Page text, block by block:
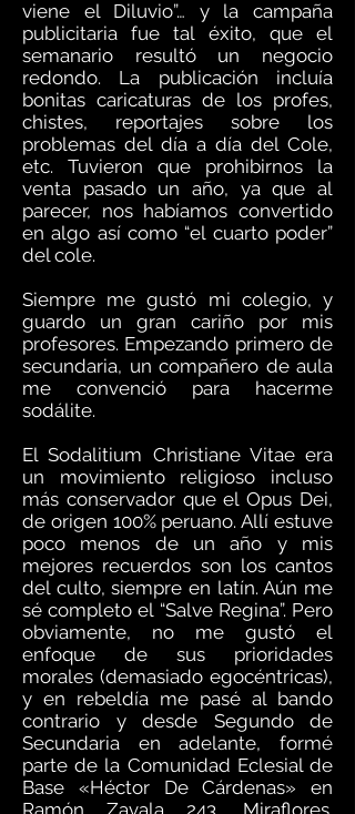
viene el Diluvio”… y la campaña
publicitaria fue tal éxito, que el
semanario resultó un negocio
redondo. La publicación incluía
bonitas caricaturas de los profes,
chistes, reportajes sobre los
problemas del día a día del Cole,
etc. Tuvieron que prohibirnos la
venta pasado un año, ya que al
parecer, nos habíamos convertido
en algo así como “el cuarto poder”
del cole.
Siempre me gustó mi colegio, y
guardo un gran cariño por mis
profesores. Empezando primero de
secundaria, un compañero de aula
me convenció para hacerme
sodálite.
El Sodalitium Christiane Vitae era
un movimiento religioso incluso
más conservador que el Opus Dei,
de origen 100% peruano. Allí estuve
poco menos de un año y mis
mejores recuerdos son los cantos
del culto, siempre en latín. Aún me
sé completo el “Salve Regina”. Pero
obviamente, no me gustó el
enfoque de sus prioridades
morales (demasiado egocéntricas),
y en rebeldía me pasé al bando
contrario y desde Segundo de
Secundaria en adelante, formé
parte de la Comunidad Eclesial de
Base «Héctor De Cárdenas» en
Ramón Zavala 243, Miraflores.